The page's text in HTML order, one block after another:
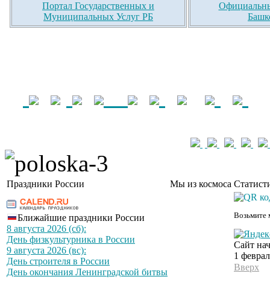
Портал Государственных и
Муниципальных Услуг РБ
Праздники России Мы из космоса
Ближайшие праздники России
8 августа 2026 (сб):
День физкультурника в России
9 августа 2026 (вс):
День строителя в России
День окончания Ленинградской битвы
Возьмите
Сайт
1
Вверх